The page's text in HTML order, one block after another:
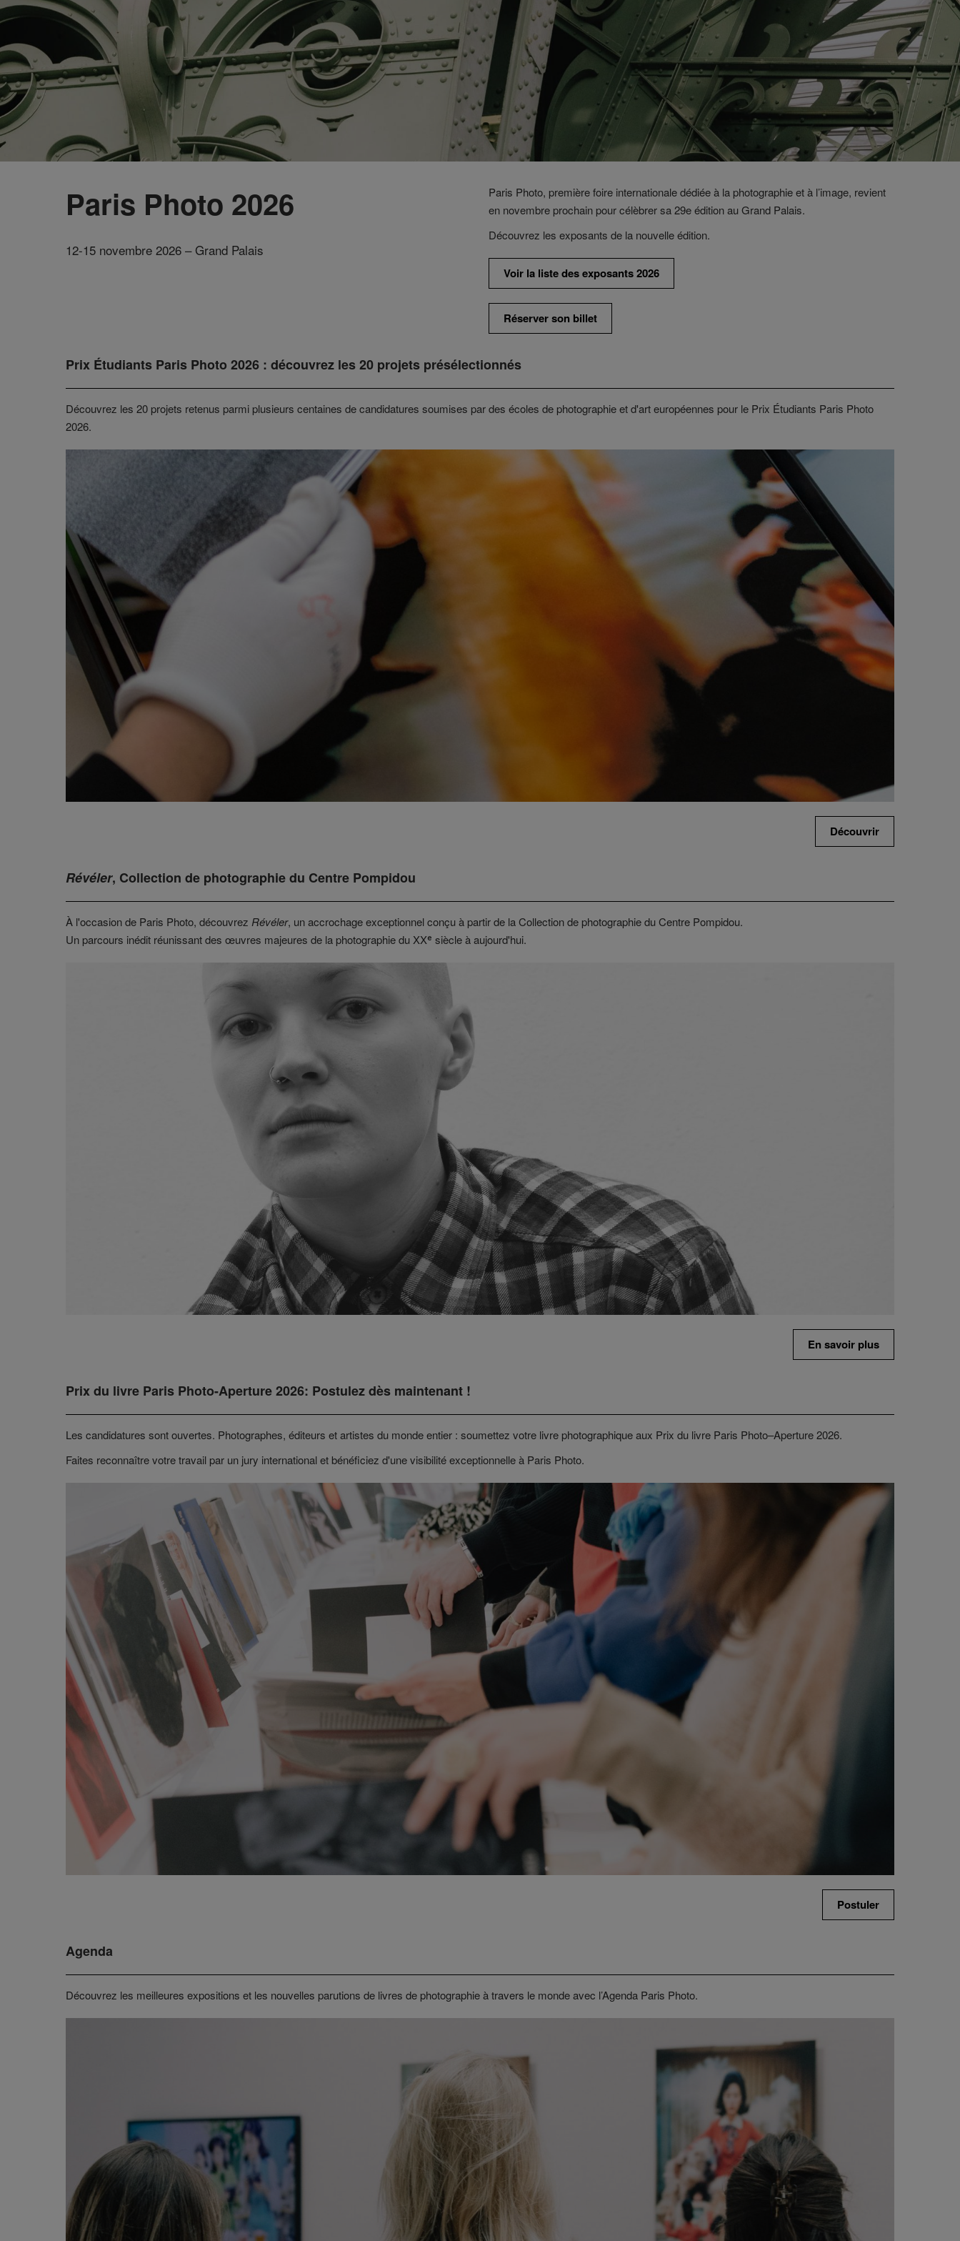
Paris Photo 2026
12-15 novembre 2026 – Grand Palais
Paris Photo, première foire internationale dédiée à la photographie et à l’image, revient
en novembre prochain pour célèbrer sa 29e édition au Grand Palais.
Découvrez les exposants de la nouvelle édition.
Voir la liste des exposants 2026
Réserver son billet
Prix Étudiants Paris Photo 2026 : découvrez les 20 projets présélectionnés
Découvrez les 20 projets retenus parmi plusieurs centaines de candidatures soumises par des écoles de photographie et d'art européennes pour le Prix Étudiants Paris Photo
2026.
Découvrir
Révéler, Collection de photographie du Centre Pompidou
À l'occasion de Paris Photo, découvrez Révéler, un accrochage exceptionnel conçu à partir de la Collection de photographie du Centre Pompidou.
Un parcours inédit réunissant des œuvres majeures de la photographie du XXᵉ siècle à aujourd'hui.
En savoir plus
Prix du livre Paris Photo-Aperture 2026: Postulez dès maintenant !
Les candidatures sont ouvertes. Photographes, éditeurs et artistes du monde entier : soumettez votre livre photographique aux Prix du livre Paris Photo–Aperture 2026.
Faites reconnaître votre travail par un jury international et bénéficiez d'une visibilité exceptionnelle à Paris Photo.
Postuler
Agenda
Découvrez les meilleures expositions et les nouvelles parutions de livres de photographie à travers le monde avec l’Agenda Paris Photo.